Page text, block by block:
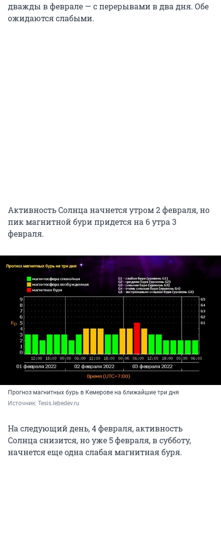
дважды в феврале — с перерывами в два дня. Обе
ожидаются слабыми.
Активность Солнца начнется утром 2 февраля, но
пик магнитной бури придется на 6 утра 3
февраля.
Прогноз магнитных бурь в Кемерове на ближайшие три дня
Источник: Tesis.lebedev.ru
На следующий день, 4 февраля, активность
Солнца снизится, но уже 5 февраля, в субботу,
начнется еще одна слабая магнитная буря.